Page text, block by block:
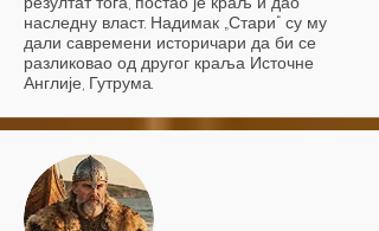
наследну власт. Надимак „Стари“ су му
дали савремени историчари да би се
разликовао од другог краља Источне
Англије, Гутрума.